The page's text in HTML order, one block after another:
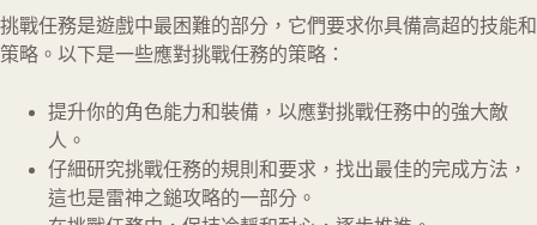
挑戰任務是遊戲中最困難的部分，它們要求你具備高超的技能和
策略。以下是一些應對挑戰任務的策略：
提升你的角色能力和裝備，以應對挑戰任務中的強大敵
人。
仔細研究挑戰任務的規則和要求，找出最佳的完成方法，
這也是雷神之鎚攻略的一部分。